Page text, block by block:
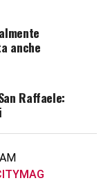
anche
Raffaele: